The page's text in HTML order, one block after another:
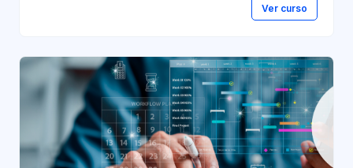
Ver curso